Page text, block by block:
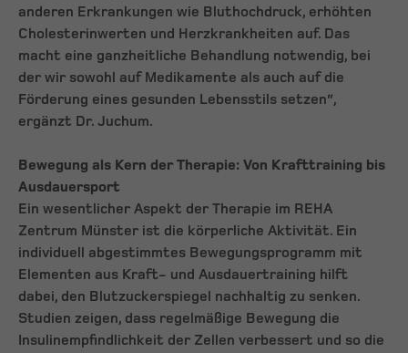
anderen Erkrankungen wie Bluthochdruck, erhöhten
Cholesterinwerten und Herzkrankheiten auf. Das
macht eine ganzheitliche Behandlung notwendig, bei
der wir sowohl auf Medikamente als auch auf die
Förderung eines gesunden Lebensstils setzen“,
ergänzt Dr. Juchum.
Bewegung als Kern der Therapie: Von Krafttraining bis
Ausdauersport
Ein wesentlicher Aspekt der Therapie im REHA
Zentrum Münster ist die körperliche Aktivität. Ein
individuell abgestimmtes Bewegungsprogramm mit
Elementen aus Kraft- und Ausdauertraining hilft
dabei, den Blutzuckerspiegel nachhaltig zu senken.
Studien zeigen, dass regelmäßige Bewegung die
Insulinempfindlichkeit der Zellen verbessert und so die